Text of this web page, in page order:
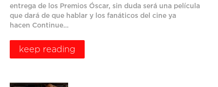
entrega de los Premios Óscar, sin duda será una película
que dará de que hablar y los fanáticos del cine ya
hacen Continue…
keep reading